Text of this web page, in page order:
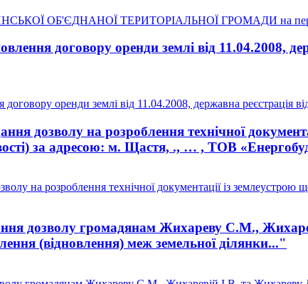
ОБ'ЄДНАНОЇ ТЕРИТОРІАЛЬНОЇ ГРОМАДИ на
договору оренди землі від 11.04.2008,
оренди землі від 11.04.2008, державна реєстрація
дозволу на розроблення технічної
за адресою: м. Щастя, ., … , ТОВ
на розроблення технічної документації із землеустрою
дозволу громадянам Жихареву С.М.,
(відновлення) меж земельної ділянки..."